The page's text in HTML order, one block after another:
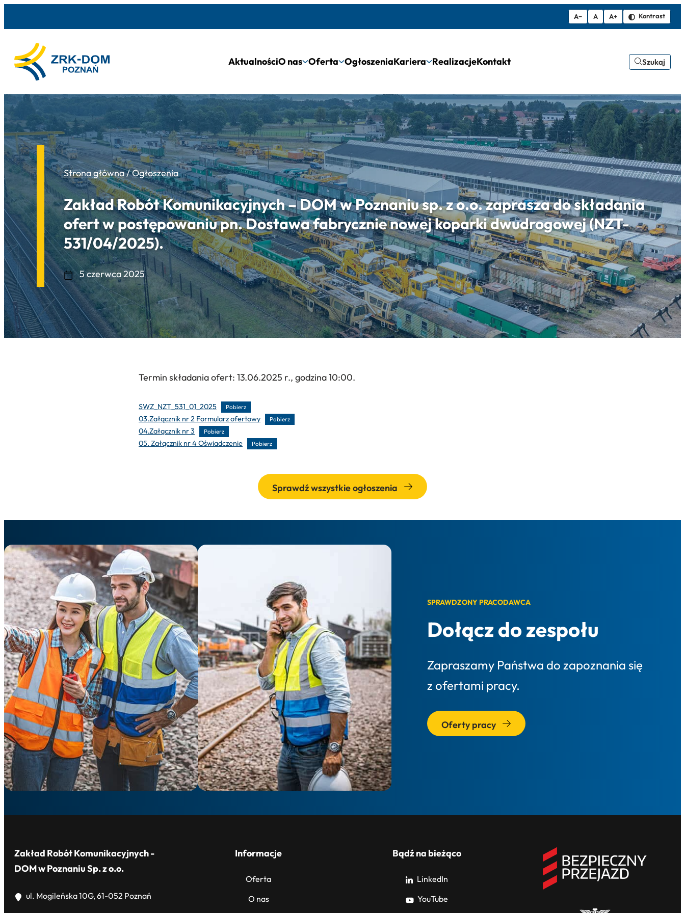
A− A A+ Kontrast
AktualnościO nas Oferta OgłoszeniaKariera RealizacjeKontakt Szukaj
Strona główna/Ogłoszenia
Zakład Robót Komunikacyjnych – DOM w Poznaniu sp. z o.o. zaprasza do składania
ofert w postępowaniu pn. Dostawa fabrycznie nowej koparki dwudrogowej (NZT-
531/04/2025).
5 czerwca 2025
Termin składania ofert: 13.06.2025 r., godzina 10:00.
SWZ_NZT_531_01_2025 Pobierz
03.Załącznik nr 2 Formularz ofertowy Pobierz
04.Załącznik nr 3 Pobierz
05. Załącznik nr 4 Oświadczenie Pobierz
Sprawdź wszystkie ogłoszenia
SPRAWDZONY PRACODAWCA
Dołącz do zespołu
Zapraszamy Państwa do zapoznania się
z ofertami pracy.
Oferty pracy
Zakład Robót Komunikacyjnych -
DOM w Poznaniu Sp. z o.o.
ul. Mogileńska 10G, 61-052 Poznań
Informacje
Oferta
O nas
Bądź na bieżąco
LinkedIn
YouTube